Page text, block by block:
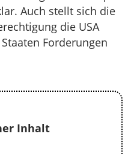
Auch stellt sich die
die USA
Forderungen
Inhalt